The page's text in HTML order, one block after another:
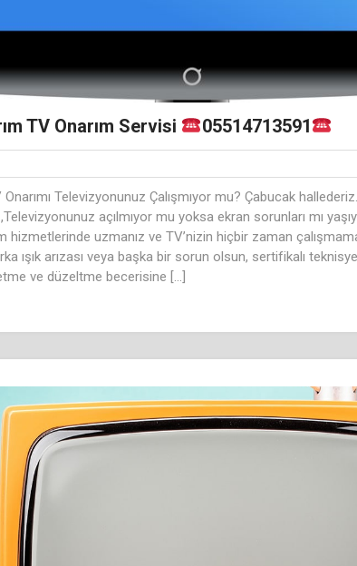
TV Onarım Servisi 05514713591
Onarımı Televizyonunuz Çalışmıyor mu? Çabucak hallederiz.
açılmıyor mu yoksa ekran sorunları mı
hizmetlerinde uzmanız ve TV’nizin hiçbir zaman
ışık arızası veya başka bir sorun olsun, sertifikalı
ve düzeltme becerisine […]